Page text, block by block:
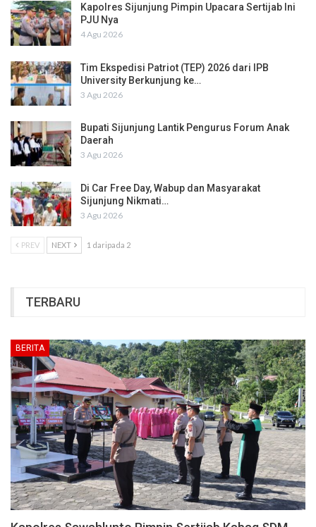
Kapolres Sijunjung Pimpin Upacara Sertijab Ini
PJU Nya
4 Agu 2026
Tim Ekspedisi Patriot (TEP) 2026 dari IPB
University Berkunjung ke…
3 Agu 2026
Bupati Sijunjung Lantik Pengurus Forum Anak
Daerah
3 Agu 2026
Di Car Free Day, Wabup dan Masyarakat
Sijunjung Nikmati…
3 Agu 2026
PREV NEXT 1 daripada 2
TERBARU
BERITA